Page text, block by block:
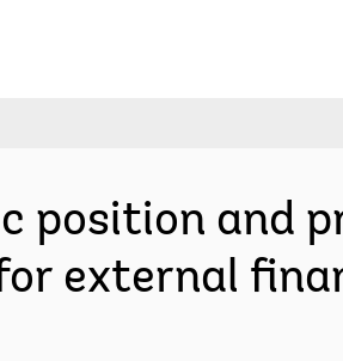
position and
external